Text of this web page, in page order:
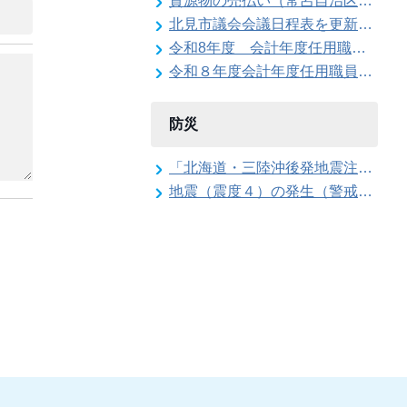
北見市議会会議日程表を更新しました
令和8年度 会計年度任用職員（上下水道局 公営企業契約管理事務員）の募集
令和８年度会計年度任用職員（給食調理補助員）の募集（常呂学校給食センター）
防災
「北海道・三陸沖後発地震注意情報」の特別な注意の呼び掛け期間の終了
地震（震度４）の発生（警戒配備体制の解除）